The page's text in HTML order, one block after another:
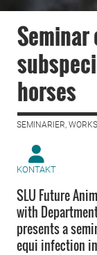
Seminar
horses
SEMINARIER,
KONTAKT
SLU Future
with
presents a
equi infection